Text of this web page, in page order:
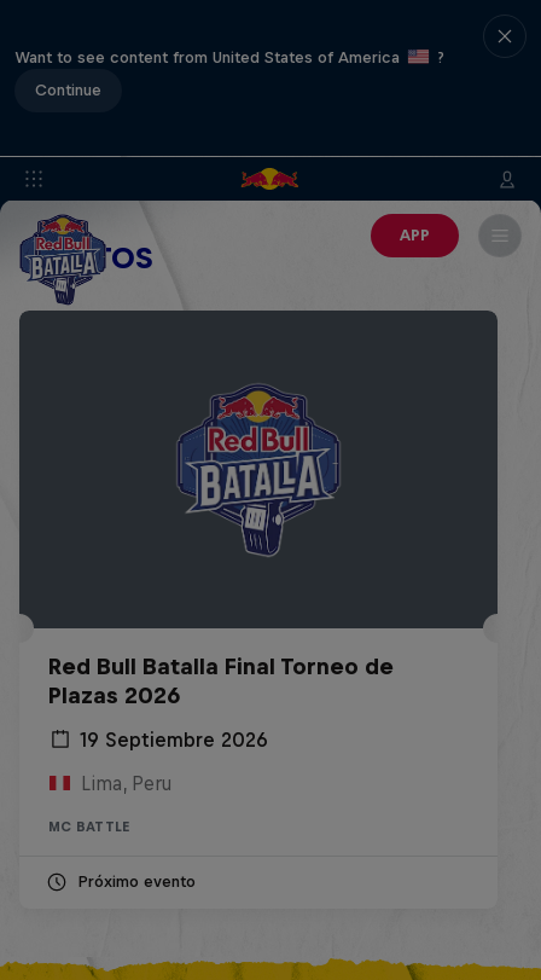
Want to see content from United States of America
?
Continue
APP
EVENTOS
Red Bull Batalla Final Torneo de
Plazas 2026
19 Septiembre 2026
Lima, Peru
MC BATTLE
Próximo evento